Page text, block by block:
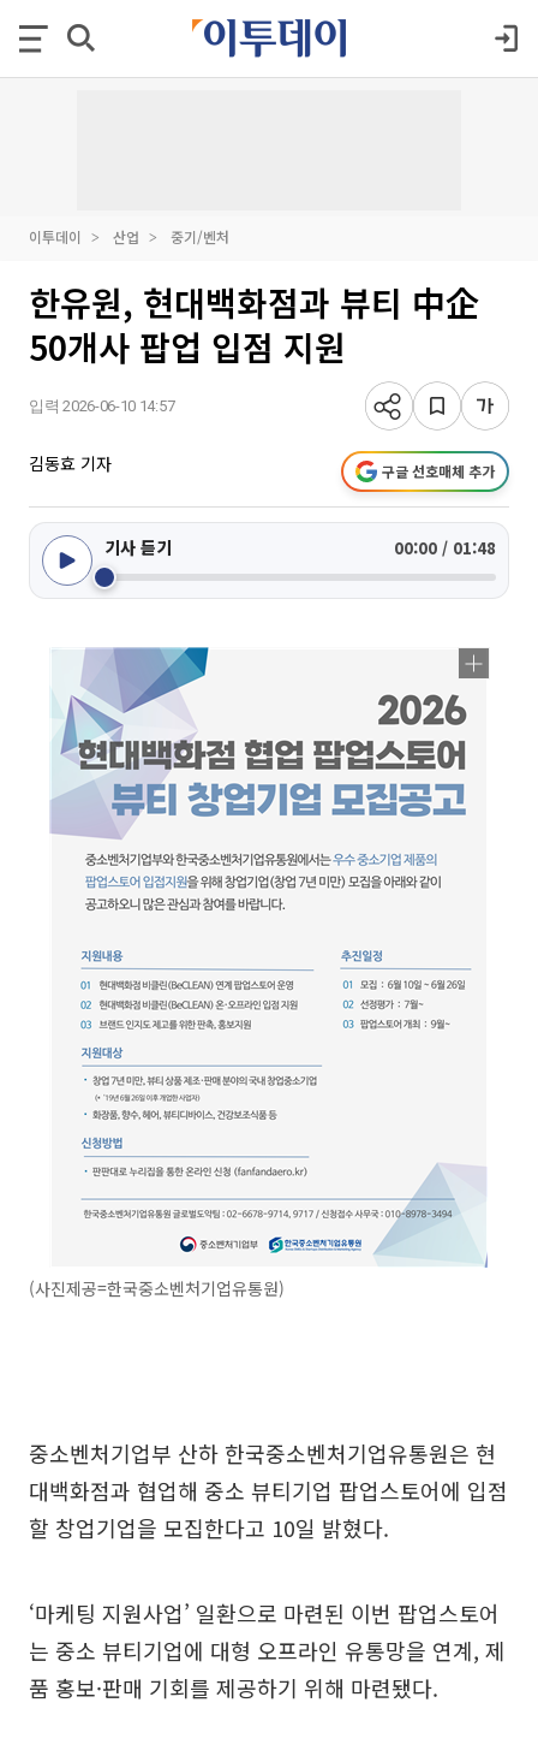
이투데이 산업 중기/벤처
한유원, 현대백화점과 뷰티 中企
50개사 팝업 입점 지원
입력 2026-06-10 14:57
김동효 기자 구글 선호매체 추가
기사 듣기 00:00 / 01:48
(사진제공=한국중소벤처기업유통원)
중소벤처기업부 산하 한국중소벤처기업유통원은 현
대백화점과 협업해 중소 뷰티기업 팝업스토어에 입점
할 창업기업을 모집한다고 10일 밝혔다.
‘마케팅 지원사업’ 일환으로 마련된 이번 팝업스토어
는 중소 뷰티기업에 대형 오프라인 유통망을 연계, 제
품 홍보·판매 기회를 제공하기 위해 마련됐다.